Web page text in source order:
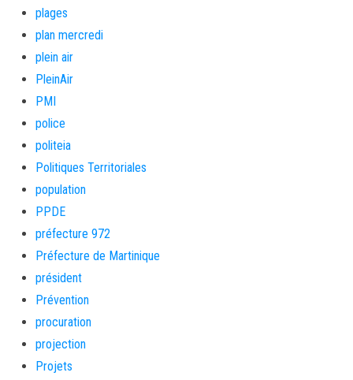
plages
plan mercredi
plein air
PleinAir
PMI
police
politeia
Politiques Territoriales
population
PPDE
préfecture 972
Préfecture de Martinique
président
Prévention
procuration
projection
Projets